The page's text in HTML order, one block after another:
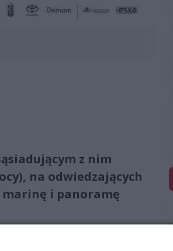
z nim
na odwiedzających
marinę i panoramę